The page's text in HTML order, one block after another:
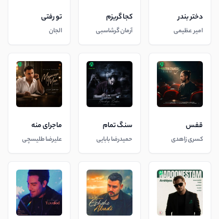
دختر بندر
امیر عظیمی
کجا گریزم
آرمان گرشاسبی
تو رفتی
الجان
قفس
کسری زاهدی
سنگ تمام
حمیدرضا بابایی
ماجرای منه
علیرضا طلیسچی